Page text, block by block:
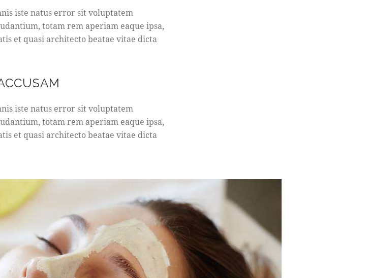
iste natus error sit voluptatem
totam rem aperiam eaque ipsa,
et quasi architecto beatae vitae dicta
iste natus error sit voluptatem
totam rem aperiam eaque ipsa,
et quasi architecto beatae vitae dicta